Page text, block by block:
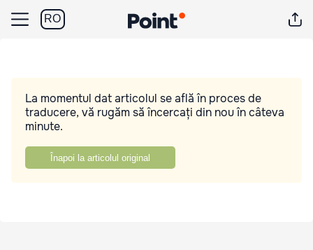
RO
La momentul dat articolul se află în proces de
traducere, vă rugăm să încercați din nou în câteva
minute.
Înapoi la articolul original